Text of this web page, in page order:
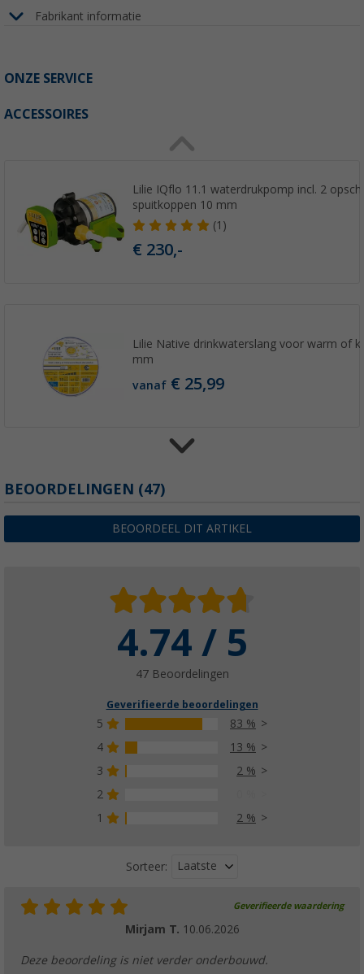
Fabrikant informatie
ONZE SERVICE
ACCESSOIRES
Lilie IQflo 11.1 waterdrukpomp incl. 2
spuitkoppen 10 mm
(1)
€ 230,-
Lilie Native drinkwaterslang voor warm of
mm
vanaf € 25,99
Lilie drinkwaterslang set 10 x 16 mm
€ 80,99
Lilie wit GEEL veren bandklemmen - 5-
(21)
vanaf€ 8,99
Lilie rechte aansluiting wit geel
€ 6,99
(14)
vanaf€ 3,99€ 5,99
BEOORDELINGEN (47)
BEOORDEEL DIT ARTIKEL
4.74 / 5
47 Beoordelingen
Geverifieerde beoordelingen
5
83 %
4
13 %
3
2 %
2
1
2 %
Sorteer: Laatste
Geverifieerde waardering
Mirjam T. 10.06.2026
Deze beoordeling is niet verder onderbouwd.